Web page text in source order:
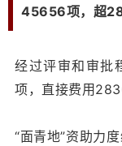
45656项，超
经过评审和审批
项，直接费用
“面青地”资助力